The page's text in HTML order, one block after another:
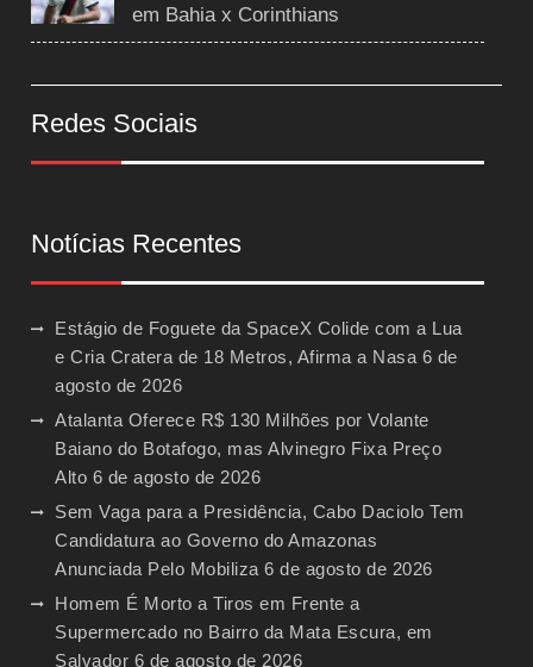
em Bahia x Corinthians
Redes Sociais
Notícias Recentes
Estágio de Foguete da SpaceX Colide com a Lua
e Cria Cratera de 18 Metros, Afirma a Nasa 6 de
agosto de 2026
Atalanta Oferece R$ 130 Milhões por Volante
Baiano do Botafogo, mas Alvinegro Fixa Preço
Alto 6 de agosto de 2026
Sem Vaga para a Presidência, Cabo Daciolo Tem
Candidatura ao Governo do Amazonas
Anunciada Pelo Mobiliza 6 de agosto de 2026
Homem É Morto a Tiros em Frente a
Supermercado no Bairro da Mata Escura, em
Salvador 6 de agosto de 2026